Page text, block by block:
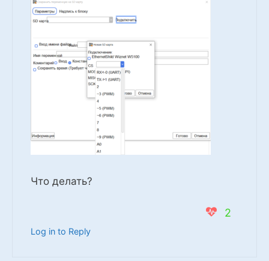
Что делать?
2
Log in to Reply